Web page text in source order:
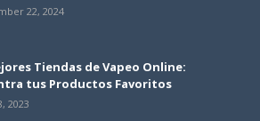
22, 2024
Tiendas de Vapeo Online:
tus Productos Favoritos
2023